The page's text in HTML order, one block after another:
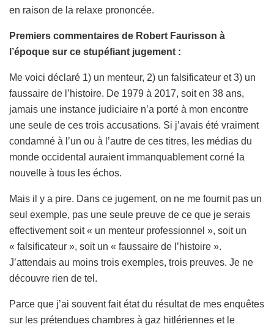
en raison de la relaxe prononcée.
Premiers commentaires de Robert Faurisson à
l’époque sur ce stupéfiant jugement :
Me voici déclaré 1) un menteur, 2) un falsificateur et 3) un
faussaire de l’histoire. De 1979 à 2017, soit en 38 ans,
jamais une instance judiciaire n’a porté à mon encontre
une seule de ces trois accusations. Si j’avais été vraiment
condamné à l’un ou à l’autre de ces titres, les médias du
monde occidental auraient immanquablement corné la
nouvelle à tous les échos.
Mais il y a pire. Dans ce jugement, on ne me fournit pas un
seul exemple, pas une seule preuve de ce que je serais
effectivement soit « un menteur professionnel », soit un
« falsificateur », soit un « faussaire de l’histoire ».
J’attendais au moins trois exemples, trois preuves. Je ne
découvre rien de tel.
Parce que j’ai souvent fait état du résultat de mes enquêtes
sur les prétendues chambres à gaz hitlériennes et le